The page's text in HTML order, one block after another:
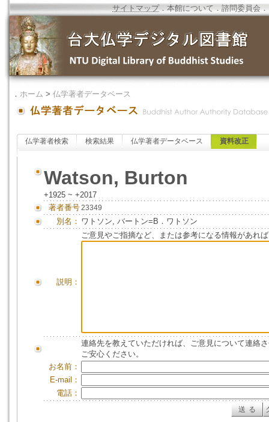
サイトマップ．本館について ．諮問委員会 ．
． ホーム > 仏学著者データベース
仏学著者検索 検索結果 仏学著者データベース 資料改正
Watson, Burton
+1925 ~ +2017
著者番号23349
別名： ワトソン, バートン=B．ワトソン
説明：
ご意見やご指摘など、または参考になる情報があれ
連絡先を教えていただければ、ご意見について連絡
ご安心ください。
お名前：
E-mail：
電話：